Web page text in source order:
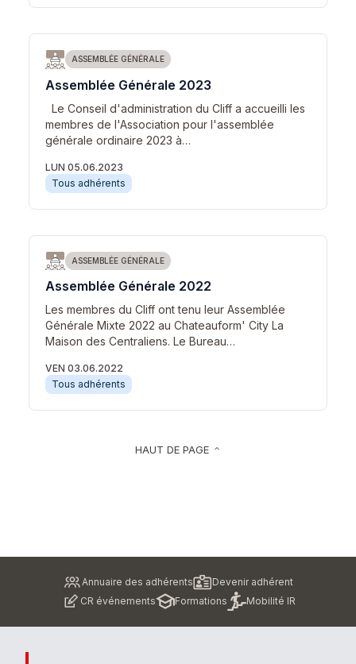
ASSEMBLÉE GÉNÉRALE
Assemblée Générale 2023
Le Conseil d'administration du Cliff a accueilli les
membres de l'Association pour l'assemblée
générale ordinaire 2023 à…
LUN 05.06.2023
Tous adhérents
ASSEMBLÉE GÉNÉRALE
Assemblée Générale 2022
Les membres du Cliff ont tenu leur Assemblée
Générale Mixte 2022 au Chateauform' City La
Maison des Centraliens. Le Bureau…
VEN 03.06.2022
Tous adhérents
HAUT DE PAGE keyboard_arrow_up
Annuaire des adhérents
Devenir adhérent
CR événements
Formations Mobilité IR